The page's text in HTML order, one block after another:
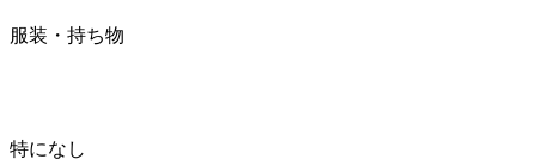
服装・持ち物
特になし